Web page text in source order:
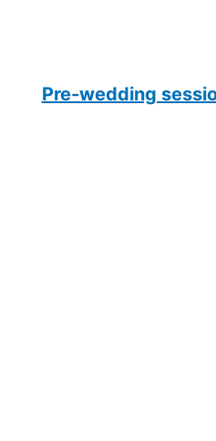
Pre-wedding